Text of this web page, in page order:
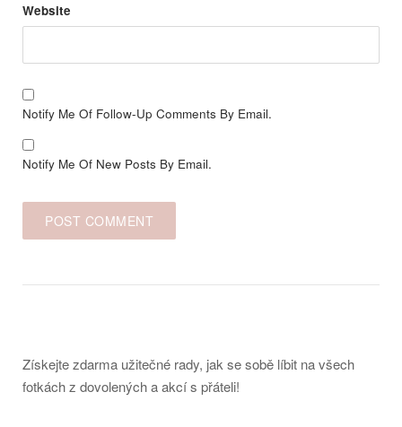
Website
Notify Me Of Follow-Up Comments By Email.
Notify Me Of New Posts By Email.
Získejte zdarma užitečné rady, jak se sobě líbit na všech
fotkách z dovolených a akcí s přáteli!